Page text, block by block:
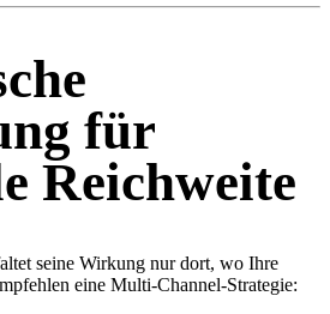
für
Reichweite
seine Wirkung nur dort, wo Ihre
eine Multi-Channel-Strategie: